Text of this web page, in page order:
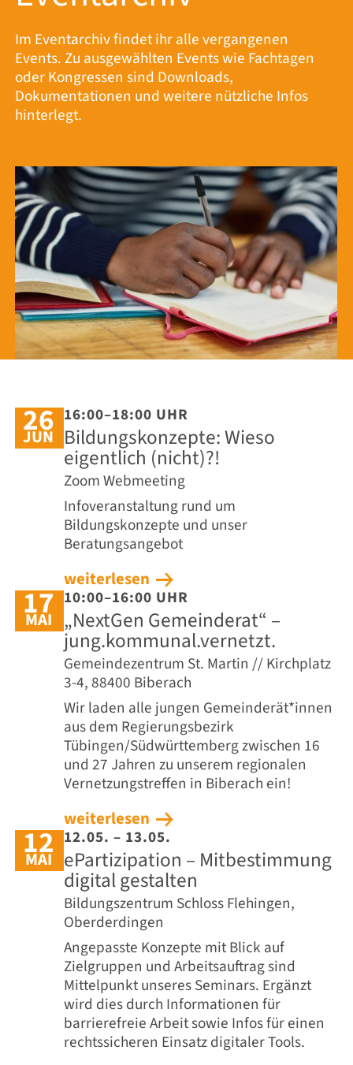
Im Eventarchiv findet ihr alle vergangenen
Events. Zu ausgewählten Events wie Fachtagen
oder Kongressen sind Downloads,
Dokumentationen und weitere nützliche Infos
hinterlegt.
26
JUN
16:00–18:00 UHR
Bildungskonzepte: Wieso
eigentlich (nicht)?!
Zoom Webmeeting
Infoveranstaltung rund um
Bildungskonzepte und unser
Beratungsangebot
weiterlesen
17
MAI
10:00–16:00 UHR
„NextGen Gemeinderat“ –
jung.kommunal.vernetzt.
Gemeindezentrum St. Martin // Kirchplatz
3-4, 88400 Biberach
Wir laden alle jungen Gemeinderät*innen
aus dem Regierungsbezirk
Tübingen/Südwürttemberg zwischen 16
und 27 Jahren zu unserem regionalen
Vernetzungstreffen in Biberach ein!
weiterlesen
12
MAI
12.05. – 13.05.
ePartizipation – Mitbestimmung
digital gestalten
Bildungszentrum Schloss Flehingen,
Oberderdingen
Angepasste Konzepte mit Blick auf
Zielgruppen und Arbeitsauftrag sind
Mittelpunkt unseres Seminars. Ergänzt
wird dies durch Informationen für
barrierefreie Arbeit sowie Infos für einen
rechtssicheren Einsatz digitaler Tools.